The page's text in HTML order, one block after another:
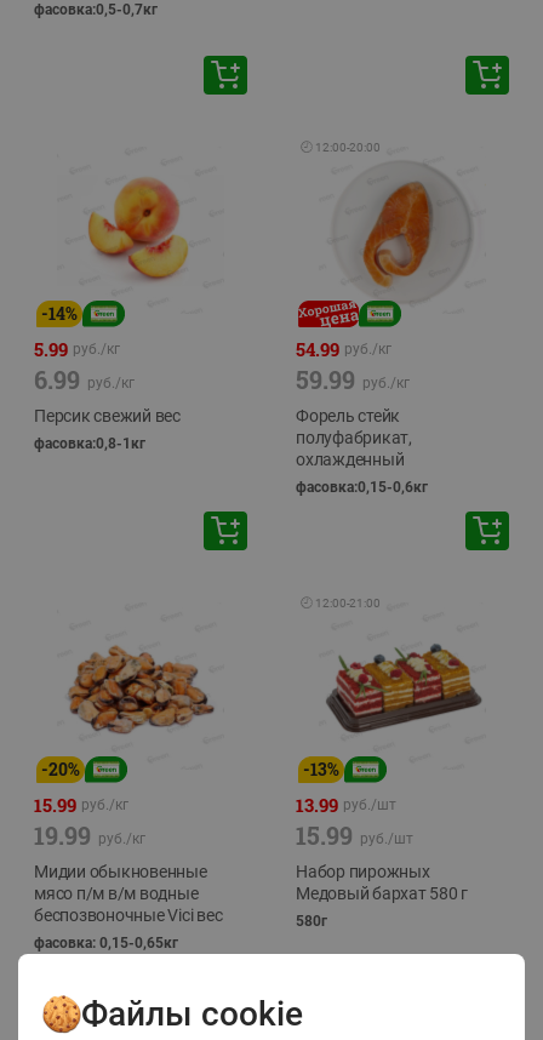
фасовка:0,5-0,7кг
-14%
5.99 руб./кг
6.99 руб./кг
Персик свежий вес
фасовка:0,8-1кг
🕘 12:00-20:00
54.99 руб./кг
59.99 руб./кг
Форель стейк
полуфабрикат,
охлажденный
фасовка:0,15-0,6кг
-20%
15.99 руб./кг
19.99 руб./кг
Мидии обыкновенные
мясо п/м в/м водные
беспозвоночные Vici вес
фасовка: 0,15-0,65кг
🕘 12:00-21:00
-13%
13.99 руб./шт
15.99 руб./шт
Набор пирожных
Медовый бархат 580 г
580г
Файлы cookie